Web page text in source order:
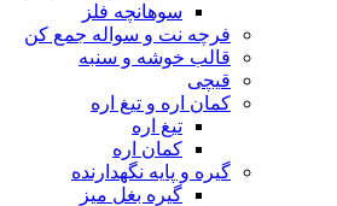
سوهانچه فلز
فرچه نت و سواله جمع کن
قالب خوشه و سنبه
قیچی
کمان اره و تیغ اره
تیغ اره
کمان اره
گیره و پایه نگهدارنده
گیره بغل میز